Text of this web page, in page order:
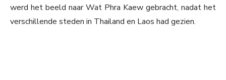
werd het beeld naar Wat Phra Kaew gebracht, nadat het
verschillende steden in Thailand en Laos had gezien.